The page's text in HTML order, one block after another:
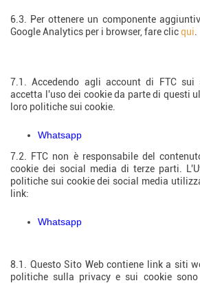
6.3. Per ottenere un componente
Google Analytics per i browser, fare clicqui
7.1. Accedendo agli account di FTC sui
accetta l'uso dei cookie da parte di questi
loro politiche sui cookie.
Whatsapp
7.2. FTC non è responsabile del
cookie dei social media di terze parti.
politiche sui cookie dei social media
link:
Whatsapp
8.1. Questo Sito Web contiene link a siti
politiche sulla privacy e sui cookie sono